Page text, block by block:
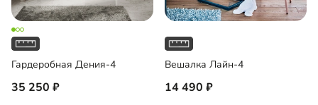
Гардеробная Дения-4
35 250
Вешалка Лайн-4
14 490